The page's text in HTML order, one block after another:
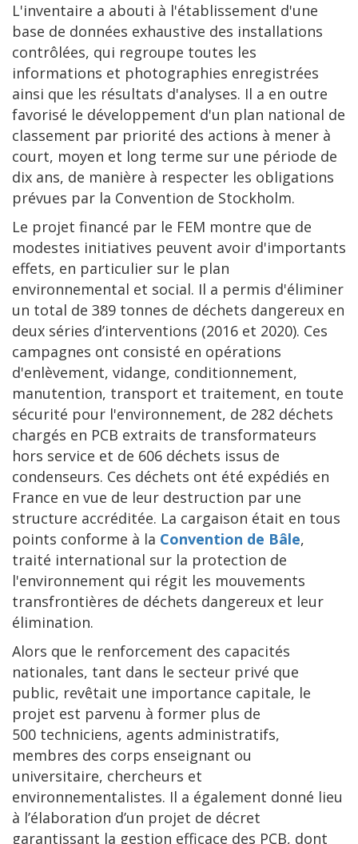
L'inventaire a abouti à l'établissement d'une
base de données exhaustive des installations
contrôlées, qui regroupe toutes les
informations et photographies enregistrées
ainsi que les résultats d'analyses. Il a en outre
favorisé le développement d'un plan national de
classement par priorité des actions à mener à
court, moyen et long terme sur une période de
dix ans, de manière à respecter les obligations
prévues par la Convention de Stockholm.
Le projet financé par le FEM montre que de
modestes initiatives peuvent avoir d'importants
effets, en particulier sur le plan
environnemental et social. Il a permis d'éliminer
un total de 389 tonnes de déchets dangereux en
deux séries d’interventions (2016 et 2020). Ces
campagnes ont consisté en opérations
d'enlèvement, vidange, conditionnement,
manutention, transport et traitement, en toute
sécurité pour l'environnement, de 282 déchets
chargés en PCB extraits de transformateurs
hors service et de 606 déchets issus de
condenseurs. Ces déchets ont été expédiés en
France en vue de leur destruction par une
structure accréditée. La cargaison était en tous
points conforme à la Convention de Bâle,
traité international sur la protection de
l'environnement qui régit les mouvements
transfrontières de déchets dangereux et leur
élimination.
Alors que le renforcement des capacités
nationales, tant dans le secteur privé que
public, revêtait une importance capitale, le
projet est parvenu à former plus de
500 techniciens, agents administratifs,
membres des corps enseignant ou
universitaire, chercheurs et
environnementalistes. Il a également donné lieu
à l’élaboration d’un projet de décret
garantissant la gestion efficace des PCB, dont